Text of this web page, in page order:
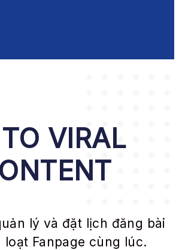
VIRAL
lý và đặt lịch đăng bài
loạt Fanpage cùng lúc.